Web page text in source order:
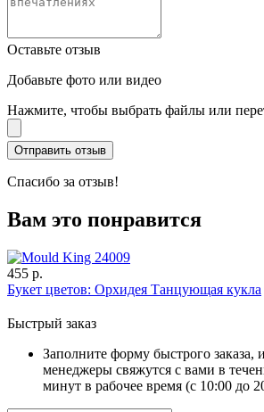
Оставьте отзыв
Добавьте фото или видео
Нажмите, чтобы выбрать файлы или
Спасибо за отзыв!
Вам это понравится
455 р.
Букет цветов: Орхидея Танцующая кукла
Быстрый заказ
Заполните форму быстрого заказа,
менеджеры свяжутся с вами в
минут в рабочее время (с 10:00 до